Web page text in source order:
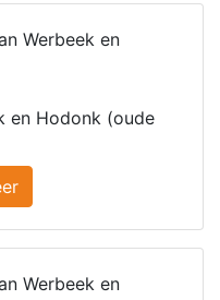
Werbeek en
en Hodonk (oude
Werbeek en